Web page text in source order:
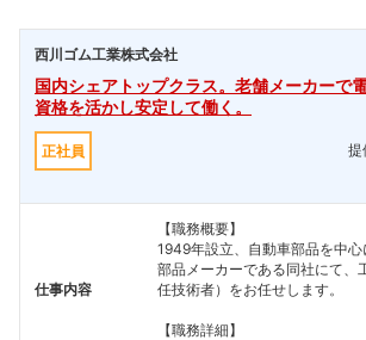
西川ゴム工業株式会社
国内シェアトップクラス。老舗メーカーで
資格を活かし安定して働く。
正社員
提
仕事内容
【職務概要】
1949年設立、自動車部品を中
部品メーカーである同社にて、
任技術者）をお任せします。
【職務詳細】